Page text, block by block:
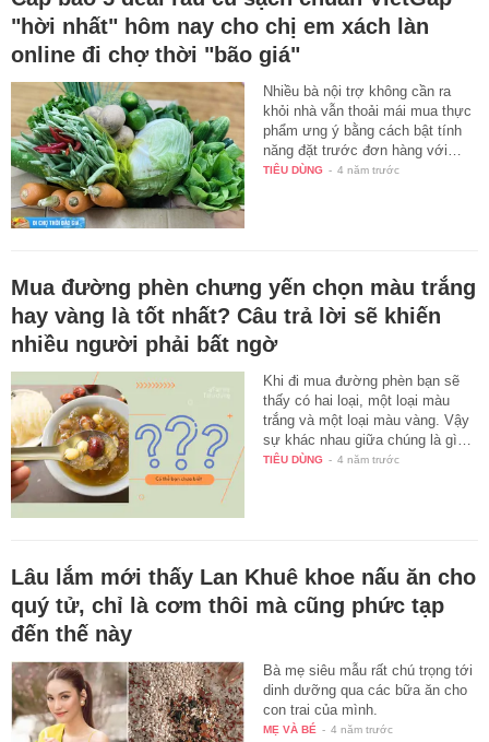
"hời nhất" hôm nay cho chị em xách làn
online đi chợ thời "bão giá"
Nhiều bà nội trợ không cần ra
khỏi nhà vẫn thoải mái mua thực
phẩm ưng ý bằng cách bật tính
năng đặt trước đơn hàng với…
TIÊU DÙNG - 4 năm trước
Mua đường phèn chưng yến chọn màu trắng
hay vàng là tốt nhất? Câu trả lời sẽ khiến
nhiều người phải bất ngờ
Khi đi mua đường phèn bạn sẽ
thấy có hai loại, một loại màu
trắng và một loại màu vàng. Vậy
sự khác nhau giữa chúng là gì…
TIÊU DÙNG - 4 năm trước
Lâu lắm mới thấy Lan Khuê khoe nấu ăn cho
quý tử, chỉ là cơm thôi mà cũng phức tạp
đến thế này
Bà mẹ siêu mẫu rất chú trọng tới
dinh dưỡng qua các bữa ăn cho
con trai của mình.
MẸ VÀ BÉ - 4 năm trước